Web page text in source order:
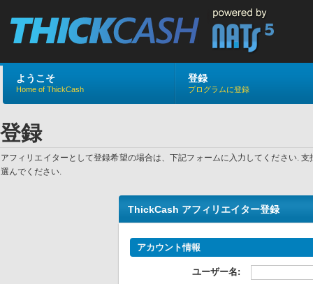
ようこそ
Home of ThickCash
登録
プログラムに登録
登録
アフィリエイターとして登録希望の場合は、下記フォームに入力してください.
選んでください.
ThickCash アフィリエイター登録
アカウント情報
ユーザー名: